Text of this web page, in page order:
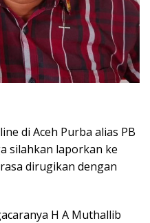
di Aceh Purba alias PB
silahkan laporkan ke
dirugikan dengan
H A Muthallib